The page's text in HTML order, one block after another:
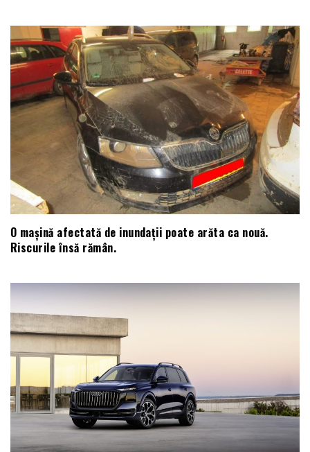
O mașină afectată de inundații poate arăta ca nouă.
Riscurile însă rămân.